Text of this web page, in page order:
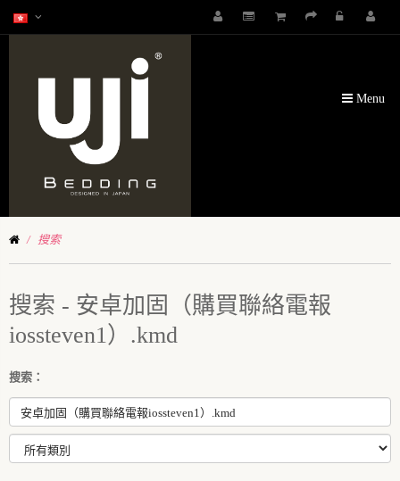
Menu
搜索
搜索 - 安卓加固（購買聯絡電報
iossteven1）.kmd
搜索：